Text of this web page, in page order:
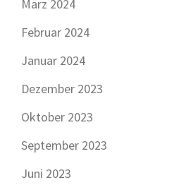
März 2024
Februar 2024
Januar 2024
Dezember 2023
Oktober 2023
September 2023
Juni 2023